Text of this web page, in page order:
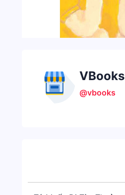
VBooks
@vbooks